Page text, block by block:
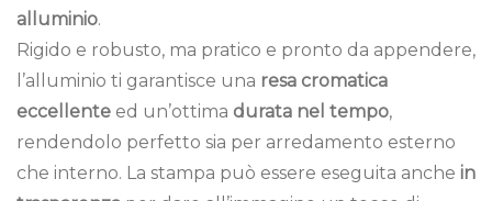
alluminio.
Rigido e robusto, ma pratico e pronto da appendere,
l’alluminio ti garantisce una resa cromatica
eccellente ed un’ottima durata nel tempo,
rendendolo perfetto sia per arredamento esterno
che interno. La stampa può essere eseguita anche in